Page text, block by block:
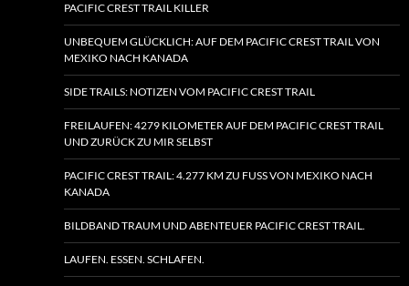
PACIFIC CREST TRAIL KILLER
UNBEQUEM GLÜCKLICH: AUF DEM PACIFIC CREST TRAIL VON
MEXIKO NACH KANADA
SIDE TRAILS: NOTIZEN VOM PACIFIC CREST TRAIL
FREILAUFEN: 4279 KILOMETER AUF DEM PACIFIC CREST TRAIL
UND ZURÜCK ZU MIR SELBST
PACIFIC CREST TRAIL: 4.277 KM ZU FUSS VON MEXIKO NACH K
ANADA
BILDBAND TRAUM UND ABENTEUER PACIFIC CREST TRAIL.
LAUFEN. ESSEN. SCHLAFEN.